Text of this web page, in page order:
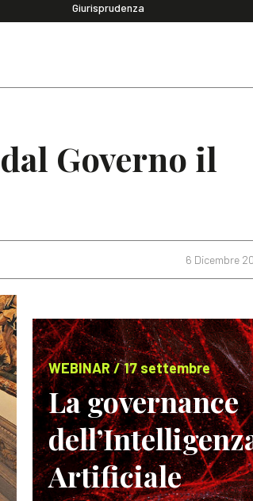
Giurisprudenza
Governo il
6 Dicembre
WEBINAR / 17 settembre
La governance
Artificiale